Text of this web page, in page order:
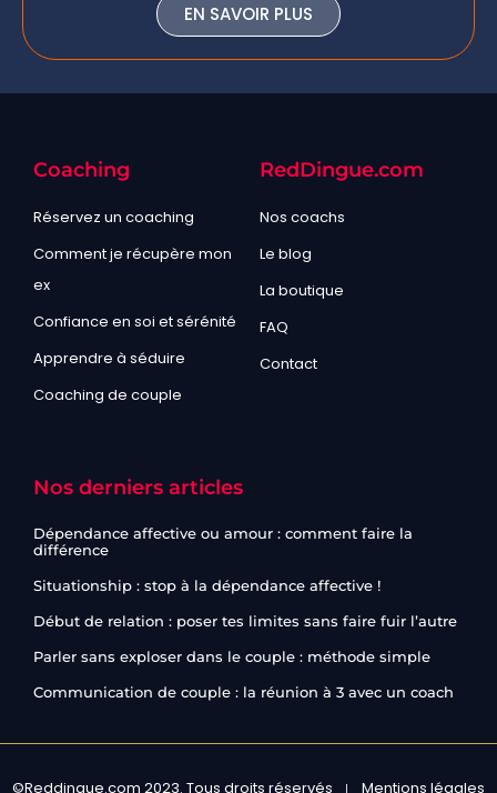
EN SAVOIR PLUS
Coaching
Réservez un coaching
Comment je récupère mon
ex
Confiance en soi et sérénité
Apprendre à séduire
Coaching de couple
RedDingue.com
Nos coachs
Le blog
La boutique
FAQ
Contact
Nos derniers articles
Dépendance affective ou amour : comment faire la
différence
Situationship : stop à la dépendance affective !
Début de relation : poser tes limites sans faire fuir l’autre
Parler sans exploser dans le couple : méthode simple
Communication de couple : la réunion à 3 avec un coach
©Reddingue.com 2023. Tous droits réservés Mentions légales